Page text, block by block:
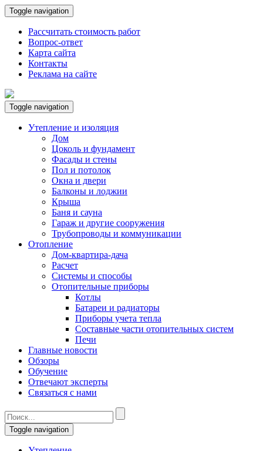
Toggle navigation
Рассчитать стоимость работ
Вопрос-ответ
Карта сайта
Контакты
Реклама на сайте
Toggle navigation
Утепление и изоляция
Дом
Цоколь и фундамент
Фасады и стены
Пол и потолок
Окна и двери
Балконы и лоджии
Крыша
Баня и сауна
Гараж и другие сооружения
Трубопроводы и коммуникации
Отопление
Дом-квартира-дача
Расчет
Системы и способы
Отопительные приборы
Котлы
Батареи и радиаторы
Приборы учета тепла
Составные части отопительных систем
Печи
Главные новости
Обзоры
Обучение
Отвечают эксперты
Связаться с нами
Toggle navigation